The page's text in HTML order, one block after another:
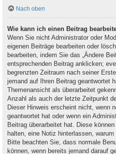
Nach oben
Wie kann ich einen Beitrag
Wenn Sie nicht Administrator oder
eigenen Beiträge bearbeiten oder
bearbeiten, indem Sie das „Ändere
entsprechenden Beitrag anklicken;
begrenzten Zeitraum nach seiner
jemand auf Ihren Beitrag geantwortet
Themenansicht als überarbeitet
Anzahl als auch der letzte Zeitpunkt
Dieser Hinweis erscheint nicht, wenn
geantwortet hat oder wenn ein
Beitrag überarbeitet hat. Diese
halten, eine Notiz hinterlassen,
Bitte beachten Sie, dass normale
können, wenn bereits jemand darauf